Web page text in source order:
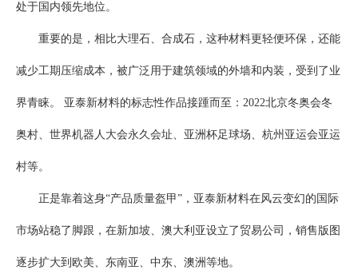
处于国内领先地位。
重要的是，相比大理石、合成石，这种材料更轻便环保，还能
减少工期压缩成本，被广泛用于建筑领域的外墙和内装，受到了业
界青睐。 亚泰新材料的标志性作品接踵而至：2022北京冬奥会冬
奥村、世界机器人大会永久会址、亚洲杯足球场、杭州亚运会亚运
村等。
正是靠着这身“产品质量盔甲”，亚泰新材料在风云变幻的国际
市场站稳了脚跟，在新加坡、澳大利亚设立了贸易公司，销售版图
逐步扩大到欧美、东南亚、中东、澳洲等地。